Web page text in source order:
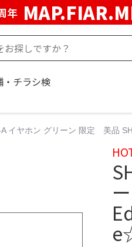
年
・チラシ検
A イヤホン グリーン 限定 美品